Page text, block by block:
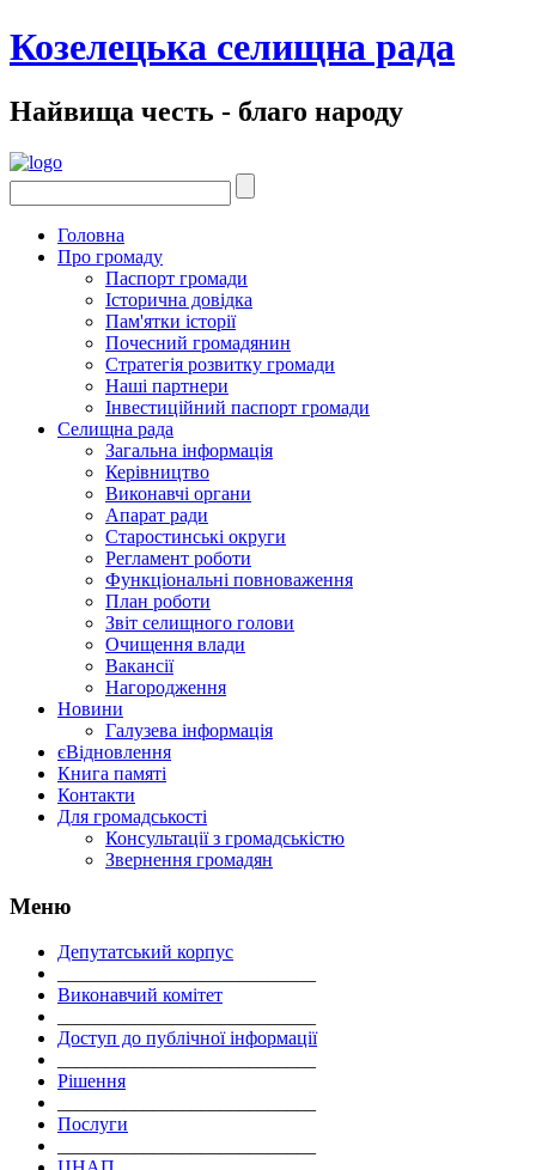
Козелецька селищна рада
Найвища честь - благо народу
Головна
Про громаду
Паспорт громади
Історична довідка
Пам'ятки історії
Почесний громадянин
Стратегія розвитку громади
Наші партнери
Інвестиційний паспорт громади
Селищна рада
Загальна інформація
Керівництво
Виконавчі органи
Апарат ради
Старостинські округи
Регламент роботи
Функціональні повноваження
План роботи
Звіт селищного голови
Очищення влади
Вакансії
Нагородження
Новини
Галузева інформація
єВідновлення
Книга памяті
Контакти
Для громадськості
Консультації з громадськістю
Звернення громадян
Меню
Депутатський корпус
Виконавчий комітет
Доступ до публічної інформації
Рішення
Послуги